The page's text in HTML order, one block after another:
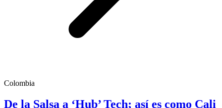
Colombia
De la Salsa a ‘Hub’ Tech; así es como Cali